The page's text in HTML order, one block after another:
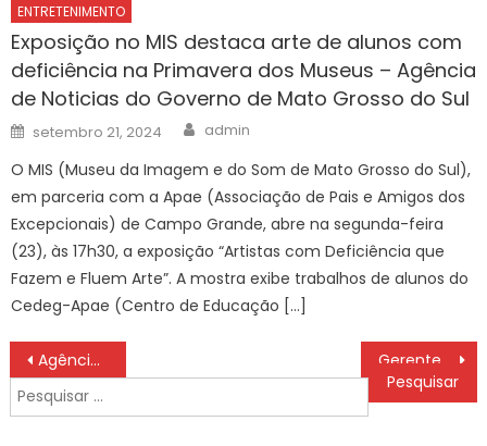
ENTRETENIMENTO
Exposição no MIS destaca arte de alunos com
deficiência na Primavera dos Museus – Agência
de Noticias do Governo de Mato Grosso do Sul
Posted
on
setembro 21, 2024 Author
admin
O MIS (Museu da Imagem e do Som de Mato Grosso do Sul),
em parceria com a Apae (Associação de Pais e Amigos dos
Excepcionais) de Campo Grande, abre na segunda-feira
(23), às 17h30, a exposição “Artistas com Deficiência que
Fazem e Fluem Arte”. A mostra exibe trabalhos de alunos do
Cedeg-Apae (Centro de Educação […]
Navegação
de
Post
Agência Minas Gerais | Governo de Minas avança em concessão para manejo de resíduos em nove cidades do Alto Paranaíba
Pesquisar
por: